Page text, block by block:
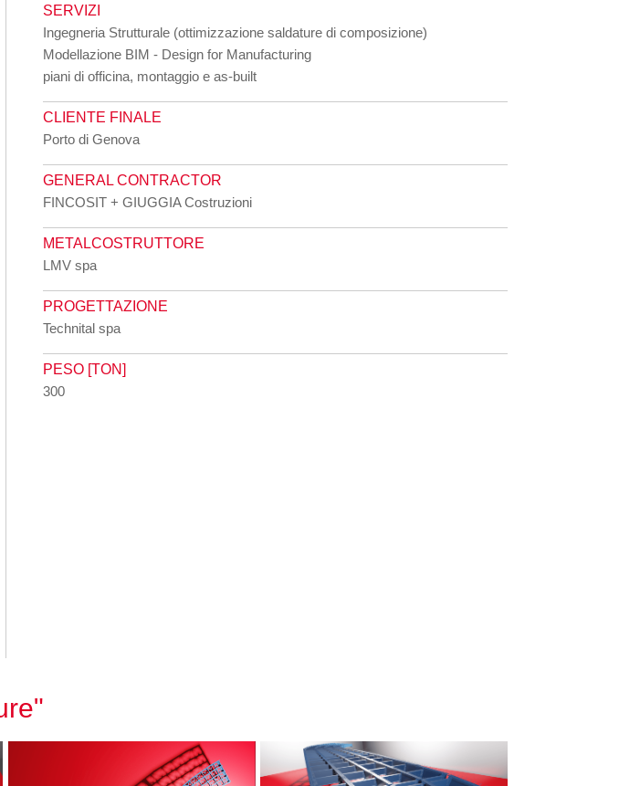
SERVIZI
Ingegneria Strutturale (ottimizzazione saldature di composizione)
Modellazione BIM - Design for Manufacturing
piani di officina, montaggio e as-built
CLIENTE FINALE
Porto di Genova
GENERAL CONTRACTOR
FINCOSIT + GIUGGIA Costruzioni
METALCOSTRUTTORE
LMV spa
PROGETTAZIONE
Technital spa
PESO [TON]
300